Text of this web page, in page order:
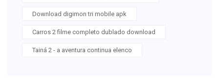
Download digimon tri mobile apk
Carros 2 filme completo dublado download
Tainá 2 - a aventura continua elenco